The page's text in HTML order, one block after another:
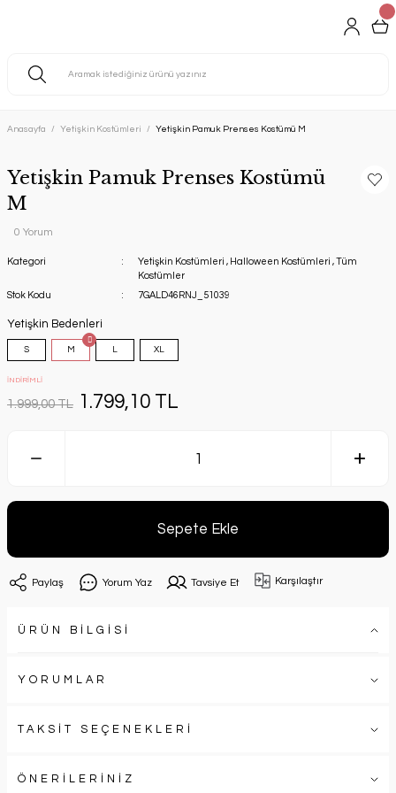
Anasayfa Yetişkin Kostümleri Yetişkin Pamuk Prenses Kostümü M
Yetişkin Pamuk Prenses Kostümü
M
0 Yorum
Kategori Yetişkin Kostümleri , Halloween Kostümleri ,Tüm
Kostümler
Stok Kodu
7GALD46RNJ_51039
Yetişkin Bedenleri
S M L XL
İNDİRİMLİ
1.999,00 TL 1.799,10 TL
Sepete Ekle
Paylaş Yorum Yaz Tavsiye Et Karşılaştır
ÜRÜN BİLGİSİ
YORUMLAR
TAKSİT SEÇENEKLERİ
ÖNERİLERİNİZ